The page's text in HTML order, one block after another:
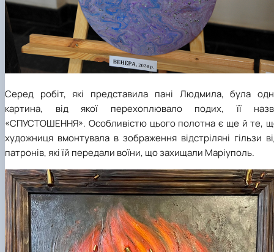
Серед робіт, які представила пані Людмила, була
картина, від якої перехоплювало подих, її
«СПУСТОШЕННЯ». Особливістю цього полотна є ще й те,
художниця вмонтувала в зображення відстріляні гільзи
патронів, які їй передали воїни, що захищали Маріуполь.